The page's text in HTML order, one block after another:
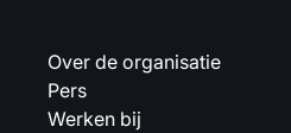
Over de organisatie
Pers
Werken bij